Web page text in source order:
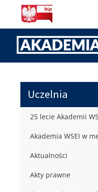
Uczelnia
25 lecie Akademii
Akademia WSEI w
Aktualności
Akty prawne